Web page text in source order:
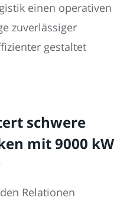
einen operativen
zuverlässiger
gestaltet
schwere
mit 9000 kW
Relationen